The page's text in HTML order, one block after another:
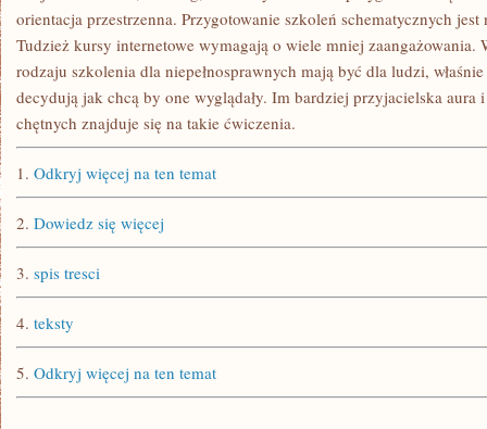
orientacja przestrzenna. Przygotowanie szkoleń schematycznych jest
Tudzież kursy internetowe wymagają o wiele mniej zaangażowania.
rodzaju szkolenia dla niepełnosprawnych mają być dla ludzi,
decydują jak chcą by one wyglądały. Im bardziej przyjacielska aura
chętnych znajduje się na takie ćwiczenia.
1. Odkryj więcej na ten temat
2. Dowiedz się więcej
3. spis tresci
4. teksty
5. Odkryj więcej na ten temat